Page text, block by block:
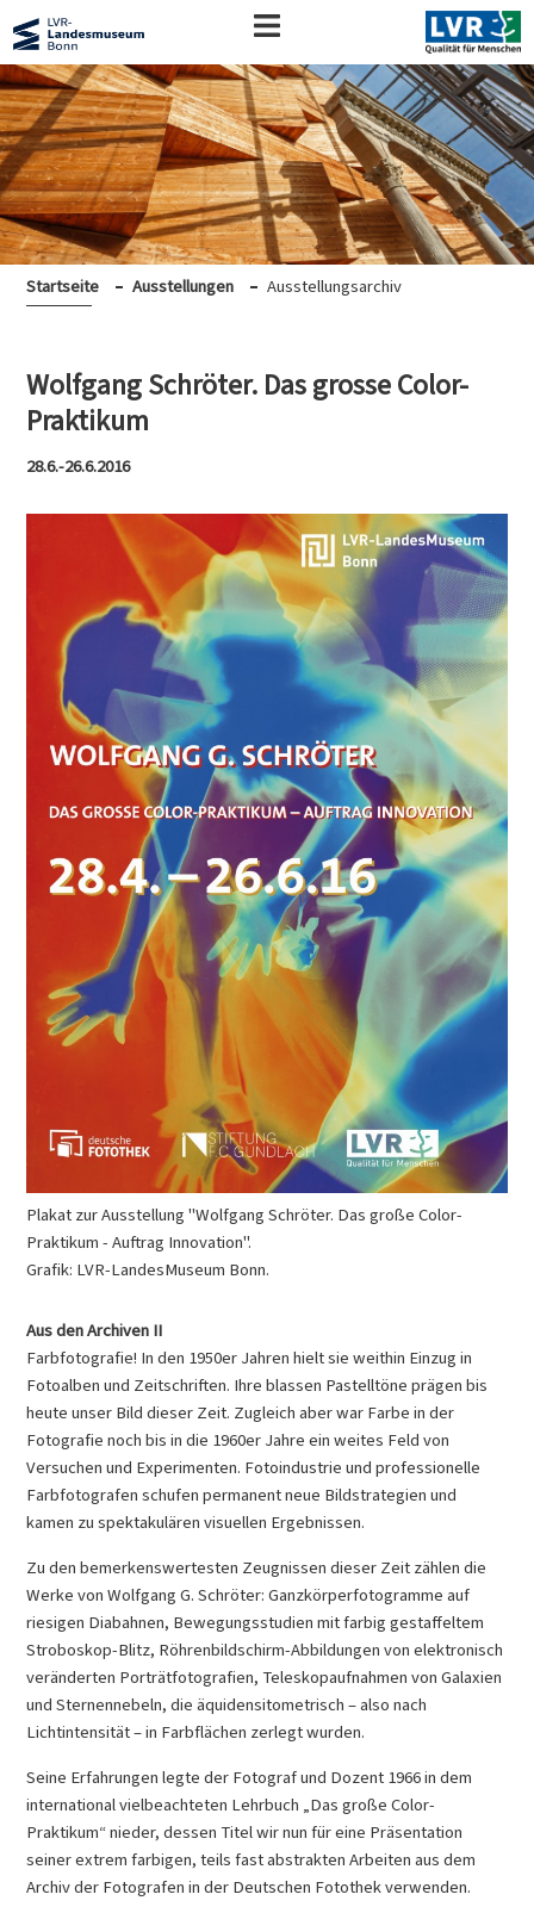
Startseite Ausstellungen Ausstellungsarchiv
Wolfgang Schröter. Das grosse Color-
Praktikum
28.6.-26.6.2016
Plakat zur Ausstellung "Wolfgang Schröter. Das große Color-
Praktikum - Auftrag Innovation".
Grafik: LVR-LandesMuseum Bonn.
Aus den Archiven II
Farbfotografie! In den 1950er Jahren hielt sie weithin Einzug in
Fotoalben und Zeitschriften. Ihre blassen Pastelltöne prägen bis
heute unser Bild dieser Zeit. Zugleich aber war Farbe in der
Fotografie noch bis in die 1960er Jahre ein weites Feld von
Versuchen und Experimenten. Fotoindustrie und professionelle
Farbfotografen schufen permanent neue Bildstrategien und
kamen zu spektakulären visuellen Ergebnissen.
Zu den bemerkenswertesten Zeugnissen dieser Zeit zählen die
Werke von Wolfgang G. Schröter: Ganzkörperfotogramme auf
riesigen Diabahnen, Bewegungsstudien mit farbig gestaffeltem
Stroboskop-Blitz, Röhrenbildschirm-Abbildungen von elektronisch
veränderten Porträtfotografien, Teleskopaufnahmen von Galaxien
und Sternennebeln, die äquidensitometrisch – also nach
Lichtintensität – in Farbflächen zerlegt wurden.
Seine Erfahrungen legte der Fotograf und Dozent 1966 in dem
international vielbeachteten Lehrbuch „Das große Color-
Praktikum“ nieder, dessen Titel wir nun für eine Präsentation
seiner extrem farbigen, teils fast abstrakten Arbeiten aus dem
Archiv der Fotografen in der Deutschen Fotothek verwenden.